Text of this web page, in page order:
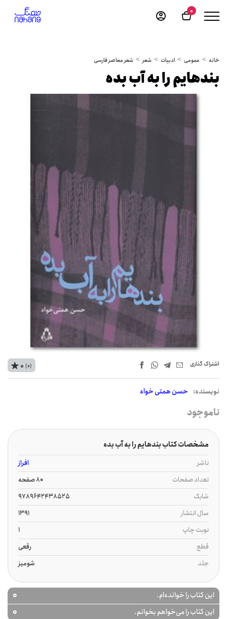
0
خانه عمومی ادبیات شعر شعر معاصر فارسی
بندهایم را به آب بده
اشتراک‌ گذاری
نويسنده: حسن همتی خواه
0 (0)
ناموجود
مشخصات کتاب بندهایم را به آب بده
ناشر
افراز
تعداد صفحات
80 صفحه
شابک
9789642438525
سال انتشار
1391
نوبت چاپ
1
قطع
رقعی
جلد
شومیز
این کتاب را خوانده‌ام. 0
این کتاب را می‌خواهم بخوانم. 0